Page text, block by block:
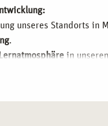
unseres Standorts in
.
in